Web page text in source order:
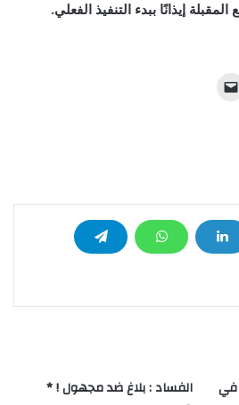
إيذانًا ببدء التنفيذ الفعلي.
في الفساد : بلاغ ضد مجهول ! *